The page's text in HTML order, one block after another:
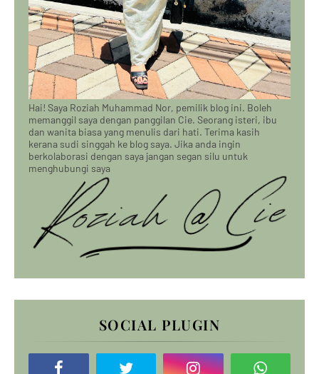
Hai! Saya Roziah Muhammad Nor, pemilik blog ini. Boleh
memanggil saya dengan panggilan Cie. Seorang isteri, ibu
dan wanita biasa yang menulis dari hati. Terima kasih
kerana sudi singgah ke blog saya. Jika anda ingin
berkolaborasi dengan saya jangan segan silu untuk
menghubungi saya
SOCIAL PLUGIN